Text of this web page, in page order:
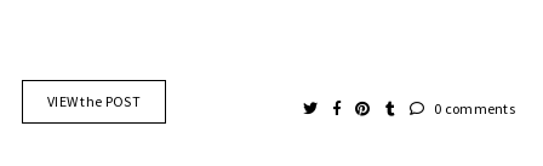
VIEW the POST 0 comments